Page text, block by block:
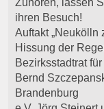
ihren Besuch!
Auftakt „Neukölln
Hissung der
Bezirksstadtrat
Bernd
Brandenburg